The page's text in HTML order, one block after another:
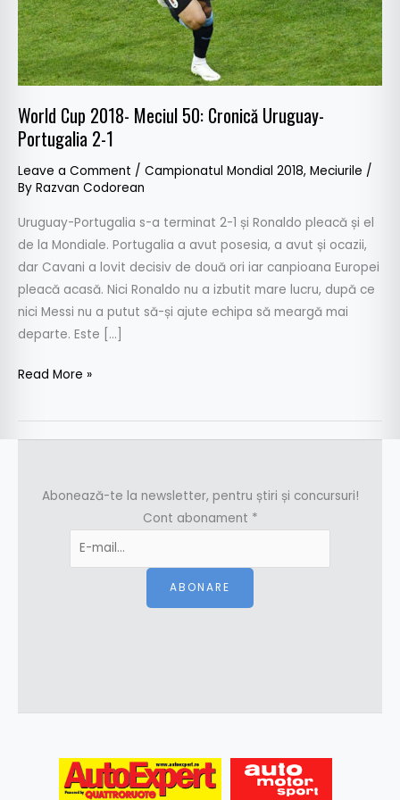
World Cup 2018- Meciul 50: Cronică Uruguay-
Portugalia 2-1
Leave a Comment / Campionatul Mondial 2018, Meciurile /
By Razvan Codorean
Uruguay-Portugalia s-a terminat 2-1 și Ronaldo pleacă și el
de la Mondiale. Portugalia a avut posesia, a avut și ocazii,
dar Cavani a lovit decisiv de două ori iar canpioana Europei
pleacă acasă. Nici Ronaldo nu a izbutit mare lucru, după ce
nici Messi nu a putut să-și ajute echipa să meargă mai
departe. Este […]
Portugalia
2-
1
Read More »
Abonează-te la newsletter, pentru știri și concursuri!
Cont abonament *
ABONARE